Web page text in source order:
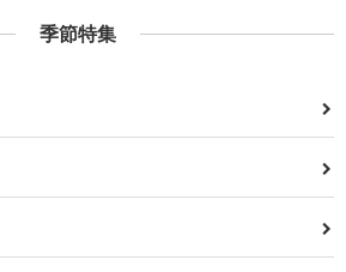
季節特集